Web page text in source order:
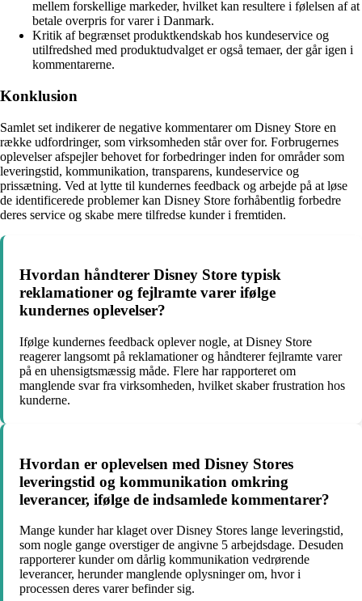
mellem forskellige markeder, hvilket kan resultere i følelsen af at
betale overpris for varer i Danmark.
Kritik af begrænset produktkendskab hos kundeservice og
utilfredshed med produktudvalget er også temaer, der går igen i
kommentarerne.
Konklusion
Samlet set indikerer de negative kommentarer om Disney Store en
række udfordringer, som virksomheden står over for. Forbrugernes
oplevelser afspejler behovet for forbedringer inden for områder som
leveringstid, kommunikation, transparens, kundeservice og
prissætning. Ved at lytte til kundernes feedback og arbejde på at løse
de identificerede problemer kan Disney Store forhåbentlig forbedre
deres service og skabe mere tilfredse kunder i fremtiden.
Hvordan håndterer Disney Store typisk
reklamationer og fejlramte varer ifølge
kundernes oplevelser?
Ifølge kundernes feedback oplever nogle, at Disney Store
reagerer langsomt på reklamationer og håndterer fejlramte varer
på en uhensigtsmæssig måde. Flere har rapporteret om
manglende svar fra virksomheden, hvilket skaber frustration hos
kunderne.
Hvordan er oplevelsen med Disney Stores
leveringstid og kommunikation omkring
leverancer, ifølge de indsamlede kommentarer?
Mange kunder har klaget over Disney Stores lange leveringstid,
som nogle gange overstiger de angivne 5 arbejdsdage. Desuden
rapporterer kunder om dårlig kommunikation vedrørende
leverancer, herunder manglende oplysninger om, hvor i
processen deres varer befinder sig.